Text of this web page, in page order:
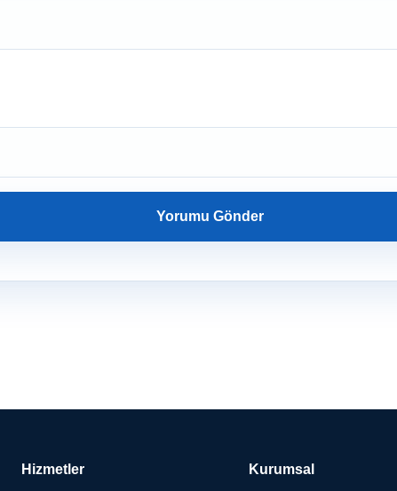
Hizmetler Kurumsal